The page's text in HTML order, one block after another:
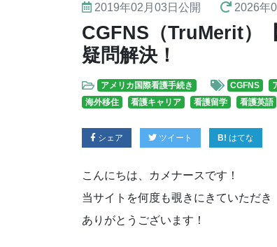
2019年02月03日 公開 2026年
CGFNS（TruMerit）
疑問解決！
アメリカ国際看護手続き CGFNS
海外移住
看護キャリア 看護留学 看護英語
シェア ツイート はてな
こんにちは、カメナースです！
当サイトを何度も覗きにきていただき
ありがとうございます！